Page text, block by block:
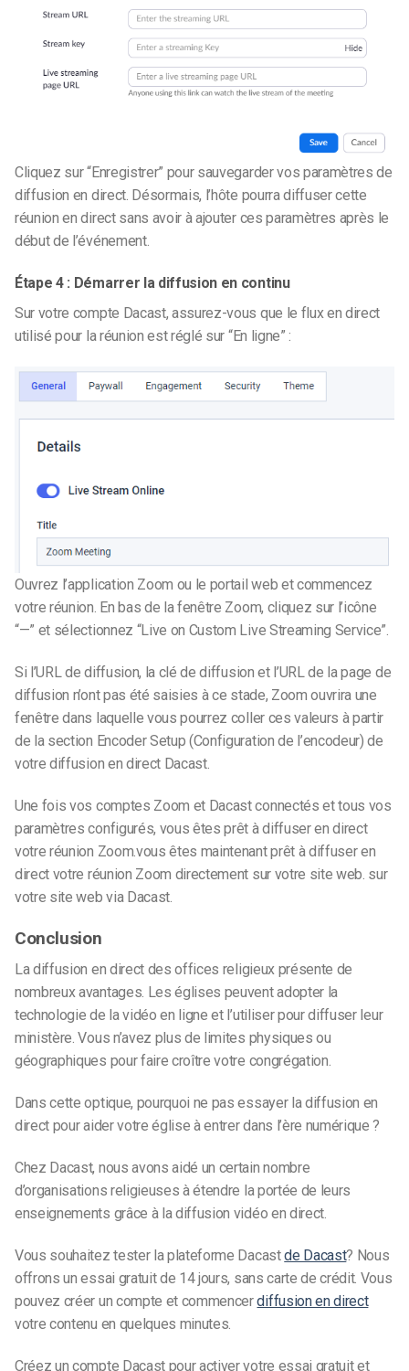
Cliquez sur “Enregistrer” pour sauvegarder vos paramètres de
diffusion en direct. Désormais, l’hôte pourra diffuser cette
réunion en direct sans avoir à ajouter ces paramètres après le
début de l’événement.
Étape 4 : Démarrer la diffusion en continu
Sur votre compte Dacast, assurez-vous que le flux en direct
utilisé pour la réunion est réglé sur “En ligne” :
Ouvrez l’application Zoom ou le portail web et commencez
votre réunion. En bas de la fenêtre Zoom, cliquez sur l’icône
“—” et sélectionnez “Live on Custom Live Streaming Service”.
Si l’URL de diffusion, la clé de diffusion et l’URL de la page de
diffusion n’ont pas été saisies à ce stade, Zoom ouvrira une
fenêtre dans laquelle vous pourrez coller ces valeurs à partir
de la section Encoder Setup (Configuration de l’encodeur) de
votre diffusion en direct Dacast.
Une fois vos comptes Zoom et Dacast connectés et tous vos
paramètres configurés, vous êtes prêt à diffuser en direct
votre réunion Zoom.vous êtes maintenant prêt à diffuser en
direct votre réunion Zoom directement sur votre site web. sur
votre site web via Dacast.
Conclusion
La diffusion en direct des offices religieux présente de
nombreux avantages. Les églises peuvent adopter la
technologie de la vidéo en ligne et l’utiliser pour diffuser leur
ministère. Vous n’avez plus de limites physiques ou
géographiques pour faire croître votre congrégation.
Dans cette optique, pourquoi ne pas essayer la diffusion en
direct pour aider votre église à entrer dans l’ère numérique ?
Chez Dacast, nous avons aidé un certain nombre
d’organisations religieuses à étendre la portée de leurs
enseignements grâce à la diffusion vidéo en direct.
Vous souhaitez tester la plateforme Dacastde Dacast? Nous
offrons un essai gratuit de 14 jours, sans carte de crédit. Vous
pouvez créer un compte et commencerdiffusion en direct
votre contenu en quelques minutes.
Créez un compte Dacast pour activer votre essai gratuit et